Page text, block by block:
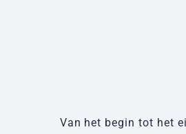
Van het begin tot het